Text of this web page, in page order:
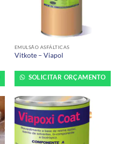
EMULSÃO ASFÁLTICAS
Vitkote – Viapol
SOLICITAR ORÇAMENTO